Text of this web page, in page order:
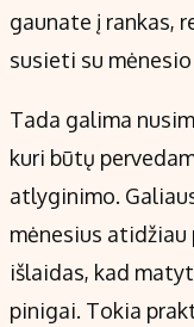
gaunate į rankas,
susieti su
Tada galima
kuri būtų
atlyginimo.
mėnesius
išlaidas, kad
pinigai. Tokia